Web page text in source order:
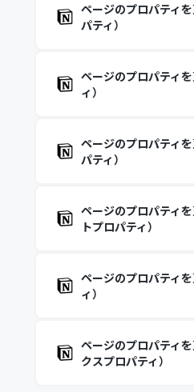
ページのプロパティ
パティ）
ページのプロパティ
ィ）
ページのプロパティ
パティ）
ページのプロパティ
トプロパティ）
ページのプロパティ
ィ）
ページのプロパティ
クスプロパティ）